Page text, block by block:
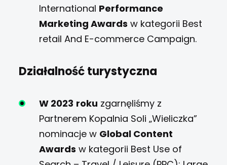
International Performance
Marketing Awards w kategorii Best
retail And E-commerce Campaign.
Działalność turystyczna
W 2023 roku zgarnęliśmy z
Partnerem Kopalnia Soli „Wieliczka”
nominacje w Global Content
Awards w kategorii Best Use of